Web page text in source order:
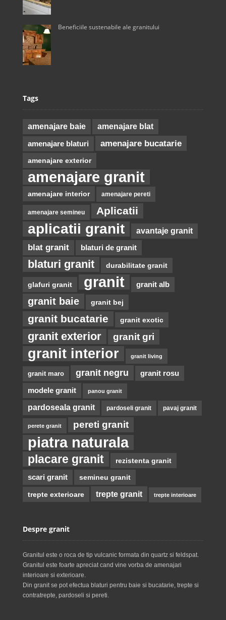
Beneficiile sustenabile ale granitului
Tags
amenajare baie amenajare blat
amenajare blaturi amenajare bucatarie
amenajare exterior
amenajare granit
amenajare interior amenajare pereti
amenajare semineu Aplicatii
aplicatii granit avantaje granit
blat granit blaturi de granit
blaturi granit durabilitate granit
glafuri granit granit granit alb
granit baie granit bej
granit bucatarie granit exotic
granit exterior granit gri
granit interior granit living
granit maro granit negru granit rosu
modele granit panou granit
pardoseala granit pardoseli granit pavaj granit
perete granit pereti granit
piatra naturala
placare granit rezistenta granit
scari granit semineu granit
trepte exterioare trepte granit trepte interioare
Despre granit
Granitul este o roca de tip vulcanic formata din quartz si feldspat.
Granitul este foarte apreciat cand vine vorba de amenajari
interioare si exterioare.
Din granit se pot efectua blaturi pentru baie si bucatarie, trepte si
contratrepte, pardoseli si pereti.